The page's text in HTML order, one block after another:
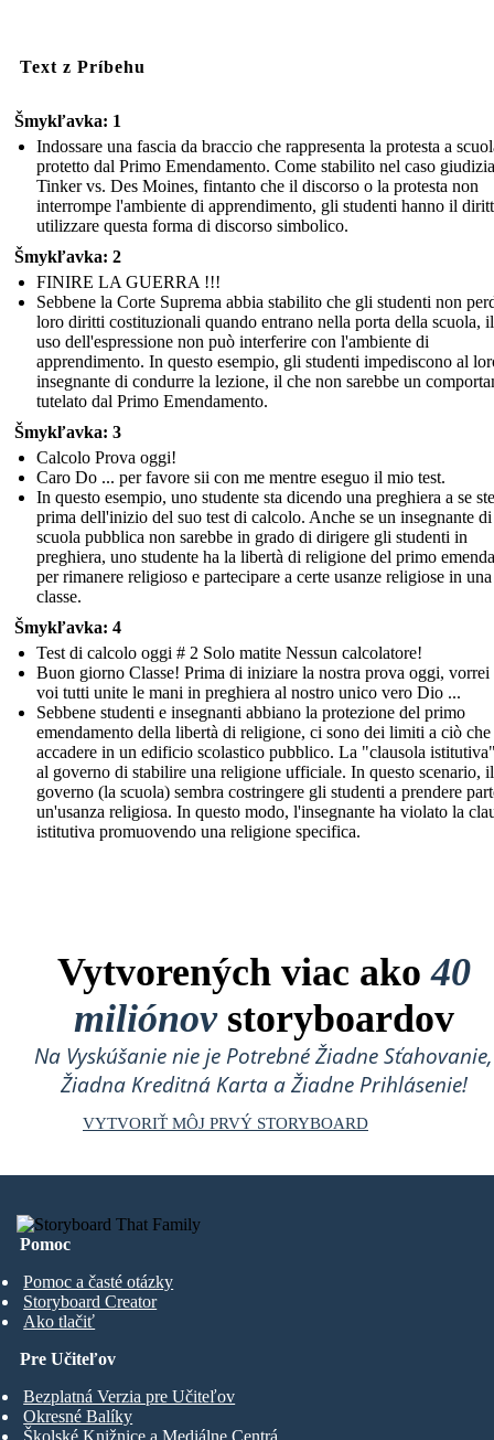
Text z Príbehu
Šmykľavka: 1
Indossare una fascia da braccio che rappresenta la protesta a
protetto dal Primo Emendamento. Come stabilito nel caso
Tinker vs. Des Moines, fintanto che il discorso o la protesta non
interrompe l'ambiente di apprendimento, gli studenti hanno il
utilizzare questa forma di discorso simbolico.
Šmykľavka: 2
FINIRE LA GUERRA !!!
Sebbene la Corte Suprema abbia stabilito che gli studenti non
loro diritti costituzionali quando entrano nella porta della scuola,
uso dell'espressione non può interferire con l'ambiente di
apprendimento. In questo esempio, gli studenti impediscono al
insegnante di condurre la lezione, il che non sarebbe un
tutelato dal Primo Emendamento.
Šmykľavka: 3
Calcolo Prova oggi!
Caro Do ... per favore sii con me mentre eseguo il mio test.
In questo esempio, uno studente sta dicendo una preghiera a se
prima dell'inizio del suo test di calcolo. Anche se un insegnante
scuola pubblica non sarebbe in grado di dirigere gli studenti in
preghiera, uno studente ha la libertà di religione del primo
per rimanere religioso e partecipare a certe usanze religiose in una
classe.
Šmykľavka: 4
Test di calcolo oggi # 2 Solo matite Nessun calcolatore!
Buon giorno Classe! Prima di iniziare la nostra prova oggi, vorrei
voi tutti unite le mani in preghiera al nostro unico vero Dio ...
Sebbene studenti e insegnanti abbiano la protezione del primo
emendamento della libertà di religione, ci sono dei limiti a ciò
accadere in un edificio scolastico pubblico. La "clausola
al governo di stabilire una religione ufficiale. In questo scenario, il
governo (la scuola) sembra costringere gli studenti a prendere
un'usanza religiosa. In questo modo, l'insegnante ha violato la
istitutiva promuovendo una religione specifica.
Vytvorených viac ako40
miliónovstoryboardov
Na Vyskúšanie nie je Potrebné Žiadne Sťahovanie,
Žiadna Kreditná Karta a Žiadne Prihlásenie!
VYTVORIŤ MÔJ PRVÝ STORYBOARD
Pomoc
Pomoc a časté otázky
Storyboard Creator
Ako tlačiť
Pre Učiteľov
Bezplatná Verzia pre Učiteľov
Okresné Balíky
Školské Knižnice a Mediálne Centrá